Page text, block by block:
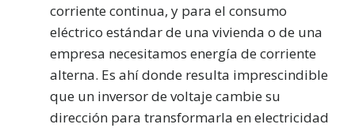
corriente continua, y para el consumo
eléctrico estándar de una vivienda o de una
empresa necesitamos energía de corriente
alterna. Es ahí donde resulta imprescindible
que un inversor de voltaje cambie su
dirección para transformarla en electricidad